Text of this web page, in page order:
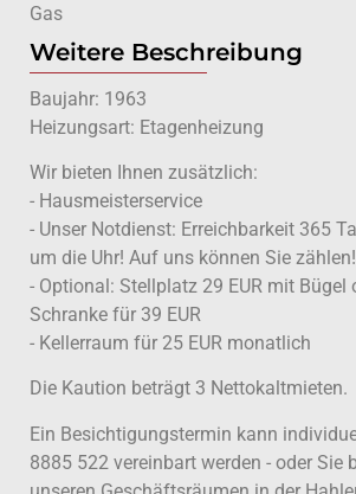
Gas
Weitere Beschreibung
Baujahr: 1963
Heizungsart: Etagenheizung
Wir bieten Ihnen zusätzlich:
- Hausmeisterservice
- Unser Notdienst: Erreichbarkeit 365
um die Uhr! Auf uns können Sie zählen!
- Optional: Stellplatz 29 EUR mit Bügel
Schranke für 39 EUR
- Kellerraum für 25 EUR monatlich
Die Kaution beträgt 3 Nettokaltmieten.
Ein Besichtigungstermin kann
8885 522 vereinbart werden - oder Sie